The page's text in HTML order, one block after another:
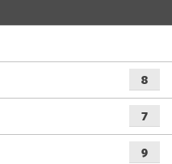
8
7
9